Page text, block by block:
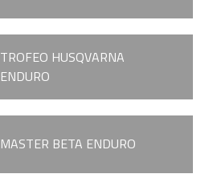
TROFEO HUSQVARNA
ENDURO
MASTER BETA ENDURO